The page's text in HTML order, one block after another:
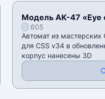
Модель AK-47 «Eye
605
Автомат из мастерских
для CSS v34 в
корпус нанесены 3D